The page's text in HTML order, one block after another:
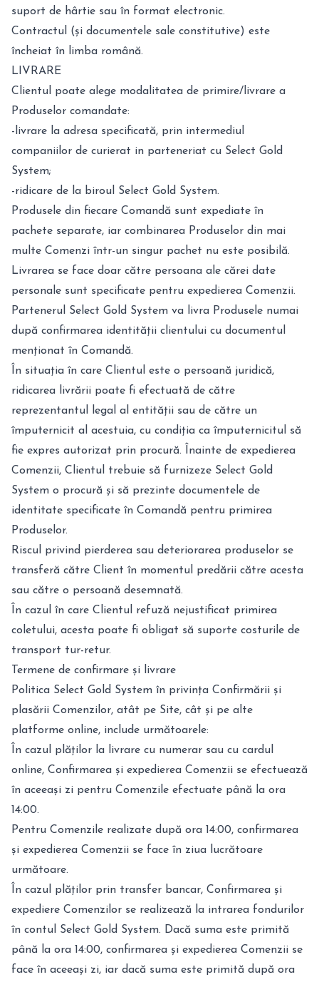
suport de hârtie sau în format electronic.
Contractul (și documentele sale constitutive) este
încheiat în limba română.
LIVRARE
Clientul poate alege modalitatea de primire/livrare a
Produselor comandate:
-livrare la adresa specificată, prin intermediul
companiilor de curierat in parteneriat cu Select Gold
System;
-ridicare de la biroul Select Gold System.
Produsele din fiecare Comandă sunt expediate în
pachete separate, iar combinarea Produselor din mai
multe Comenzi într-un singur pachet nu este posibilă.
Livrarea se face doar către persoana ale cărei date
personale sunt specificate pentru expedierea Comenzii.
Partenerul Select Gold System va livra Produsele numai
după confirmarea identității clientului cu documentul
menționat în Comandă.
În situația în care Clientul este o persoană juridică,
ridicarea livrării poate fi efectuată de către
reprezentantul legal al entității sau de către un
împuternicit al acestuia, cu condiția ca împuternicitul să
fie expres autorizat prin procură. Înainte de expedierea
Comenzii, Clientul trebuie să furnizeze Select Gold
System o procură și să prezinte documentele de
identitate specificate în Comandă pentru primirea
Produselor.
Riscul privind pierderea sau deteriorarea produselor se
transferă către Client în momentul predării către acesta
sau către o persoană desemnată.
În cazul în care Clientul refuză nejustificat primirea
coletului, acesta poate fi obligat să suporte costurile de
transport tur-retur.
Termene de confirmare și livrare
Politica Select Gold System în privința Confirmării și
plasării Comenzilor, atât pe Site, cât și pe alte
platforme online, include următoarele:
În cazul plăților la livrare cu numerar sau cu cardul
online, Confirmarea și expedierea Comenzii se efectuează
în aceeași zi pentru Comenzile efectuate până la ora
14:00.
Pentru Comenzile realizate după ora 14:00, confirmarea
și expedierea Comenzii se face în ziua lucrătoare
următoare.
În cazul plăților prin transfer bancar, Confirmarea și
expediere Comenzilor se realizează la intrarea fondurilor
în contul Select Gold System. Dacă suma este primită
până la ora 14:00, confirmarea și expedierea Comenzii se
face în aceeași zi, iar dacă suma este primită după ora